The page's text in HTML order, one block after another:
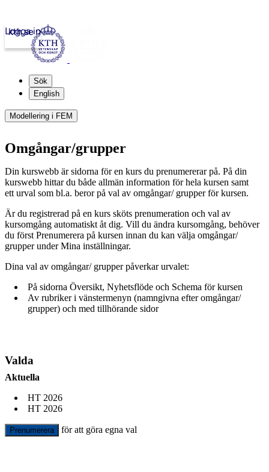
kth.se
Logga in
Sök
English
Modellering i FEM
Omgångar/grupper
Din kurswebb är sidorna för en kurs du prenumererar på. På din
kurswebb hittar du både allmän information för hela kursen samt
ett urval som bl.a. beror på val av omgångar/ grupper för kursen.
Är du registrerad på en kurs sköts prenumeration och val av
kursomgång automatiskt åt dig. Vill du ändra kursomgång, behöver
du först Prenumerera på kursen innan du kan välja omgångar/
grupper under Mina inställningar.
Dina val av omgångar/ grupper påverkar urvalet:
På sidorna Översikt, Nyhetsflöde och Schema för kursen
Av rubriker i vänstermenyn (namngivna efter omgångar/
grupper) och med tillhörande sidor
Valda
Aktuella
HT 2026
HT 2026
Prenumerera för att göra egna val